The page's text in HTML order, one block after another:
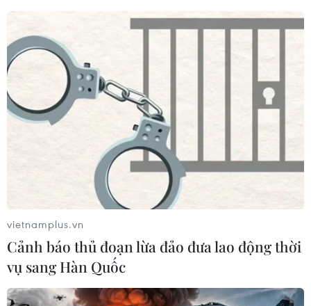
Dịch Ebola: Số ca tử vong ở châu Phi
tăng lên hơn 1.000 người
22/07/2026 22:56
Tỷ phú Bill Gates nhấn mạnh tầm
quan trọng của đầu tư vào con người
vietnamplus.vn
Cảnh báo thủ đoạn lừa đảo đưa lao động thời
vụ sang Hàn Quốc